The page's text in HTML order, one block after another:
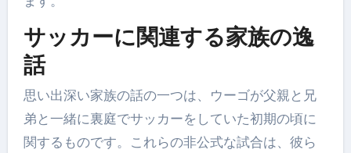
サッカーに関連する家族の逸
話
思い出深い家族の話の一つは、ウーゴが父親と兄
弟と一緒に裏庭でサッカーをしていた初期の頃に
関するものです。これらの非公式な試合は、彼ら